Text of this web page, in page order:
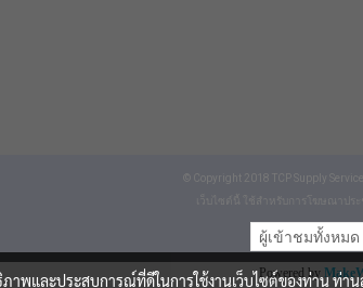
© Copyright 2018 TCP Supply
เว็บไซต์นี้ ใช้สำหรับการโฆษณาปร
ผู้เข้าชมวันนี้
Powered by
าพและประสบการณ์ที่ดีในการใช้งานเว็บไซต์ของท่าน ท่า